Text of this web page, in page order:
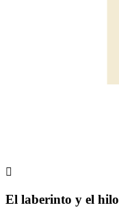

El laberinto y el hilo